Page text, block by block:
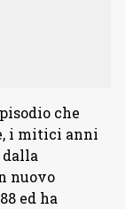
che
i mitici anni
dalla
nuovo
ed ha